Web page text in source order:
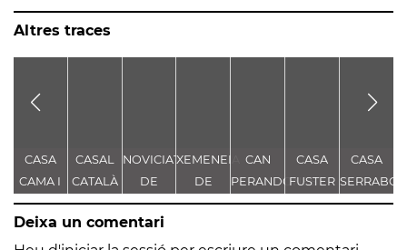
Altres traces
CASA
CAMA I
ESCURRA
CASAL
CATALÀ
NOVICIAT
DE
NOSTRA
SENYORA
DE LA
XEMENEIA
DE
L'ANTIGA
C.E.L.O.
CAN
PERANDONES
- CASA
FARJAS
CASA
FUSTER
CASA
SERRABOU
Deixa un comentari